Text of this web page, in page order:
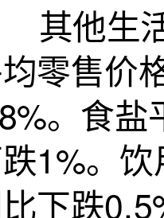
生活
零售价
。食盐
1%。
下跌